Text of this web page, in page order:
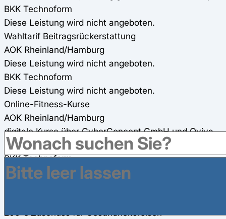
BKK Technoform
Diese Leistung wird nicht angeboten.
Wahltarif Beitragsrückerstattung
AOK Rheinland/Hamburg
Diese Leistung wird nicht angeboten.
BKK Technoform
Diese Leistung wird nicht angeboten.
Online-Fitness-Kurse
AOK Rheinland/Hamburg
digitale Kurse über CyberConcept GmbH und Oviva
AG
BKK Technoform
200€ Zuschuss für zwei Online-Fitness-Kurse (90%)
200 € Zuschuss für Gesundheitsreisen